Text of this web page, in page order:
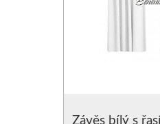
Závěs bílý s